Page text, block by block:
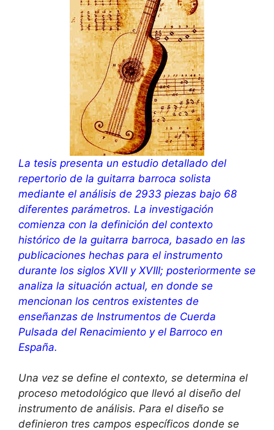
La tesis presenta un estudio detallado del
repertorio de la guitarra barroca solista
mediante el análisis de 2933 piezas bajo 68
diferentes parámetros. La investigación
comienza con la definición del contexto
histórico de la guitarra barroca, basado en las
publicaciones hechas para el instrumento
durante los siglos XVII y XVIII; posteriormente se
analiza la situación actual, en donde se
mencionan los centros existentes de
enseñanzas de Instrumentos de Cuerda
Pulsada del Renacimiento y el Barroco en
España.
Una vez se define el contexto, se determina el
proceso metodológico que llevó al diseño del
instrumento de análisis. Para el diseño se
definieron tres campos específicos donde se